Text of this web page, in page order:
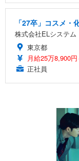
「27卒」コスメ
株式会社ELシステム
東京都
月給25万8,900
正社員